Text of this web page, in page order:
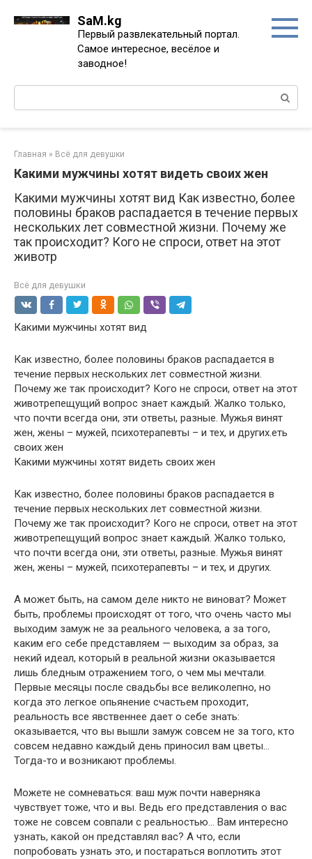
SaM.kg
Первый развлекательный портал.
Самое интересное, весёлое и
заводное!
Поиск:
Главная » Всё для девушки
Какими мужчины хотят видеть своих жен
Какими мужчины хотят вид Как известно, более
половины браков распадается в течение первых
нескольких лет совместной жизни. Почему же
так происходит? Кого не спроси, ответ на этот
животр
Всё для девушки
Какими мужчины хотят вид
Как известно, более половины браков распадается в
течение первых нескольких лет совместной жизни.
Почему же так происходит? Кого не спроси, ответ на этот
животрепещущий вопрос знает каждый. Жалко только,
что почти всегда они, эти ответы, разные. Мужья винят
жен, жены – мужей, психотерапевты – и тех, и других.еть
своих жен
Какими мужчины хотят видеть своих жен
Как известно, более половины браков распадается в
течение первых нескольких лет совместной жизни.
Почему же так происходит? Кого не спроси, ответ на этот
животрепещущий вопрос знает каждый. Жалко только,
что почти всегда они, эти ответы, разные. Мужья винят
жен, жены – мужей, психотерапевты – и тех, и других.
А может быть, на самом деле никто не виноват? Может
быть, проблемы происходят от того, что очень часто мы
выходим замуж не за реального человека, а за того,
каким его себе представляем — выходим за образ, за
некий идеал, который в реальной жизни оказывается
лишь бледным отражением того, о чем мы мечтали.
Первые месяцы после свадьбы все великолепно, но
когда это легкое опьянение счастьем проходит,
реальность все явственнее дает о себе знать:
оказывается, что вы вышли замуж совсем не за того, кто
совсем недавно каждый день приносил вам цветы…
Тогда-то и возникают проблемы.
Можете не сомневаться: ваш муж почти наверняка
чувствует тоже, что и вы. Ведь его представления о вас
тоже не совсем совпали с реальностью… Вам интересно
узнать, какой он представлял вас? А что, если
попробовать узнать это, и постараться воплотить этот